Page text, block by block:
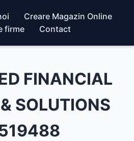
Creare Magazin Online
firme
Contact
FINANCIAL
SOLUTIONS